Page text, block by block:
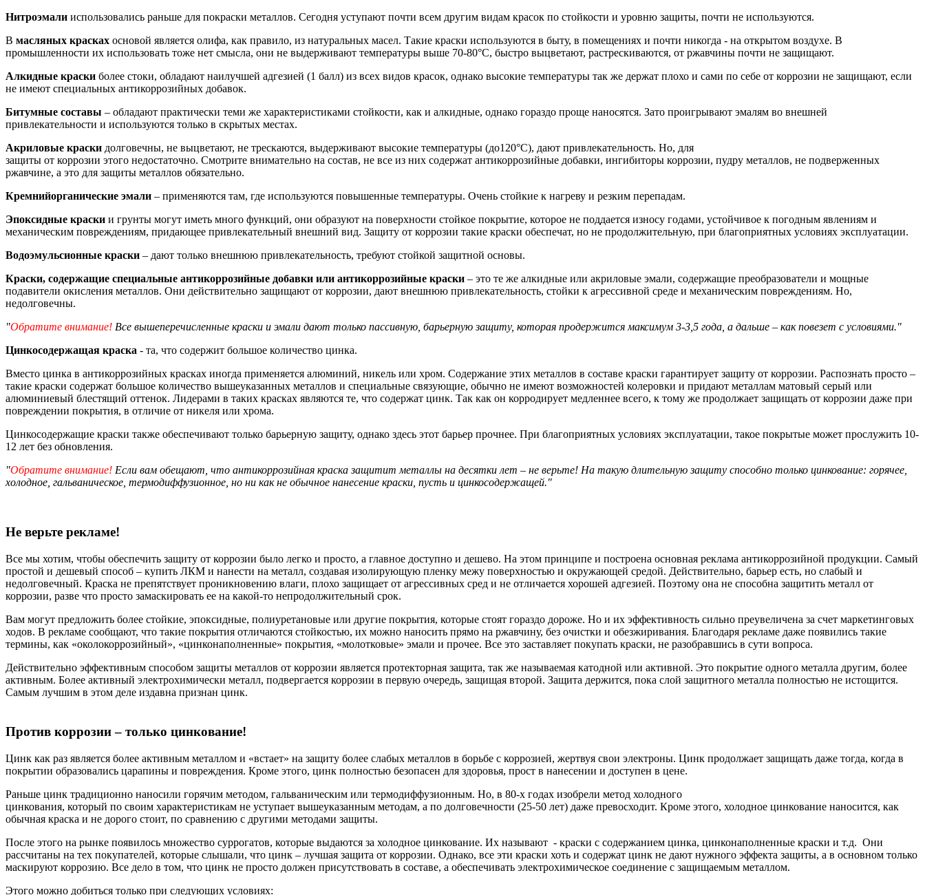
Нитроэмали использовались раньше для покраски металлов. Сегодня уступают почти всем другим видам красок по стойкости и уровню защиты, почти не используются.
В масляных красках основой является олифа, как правило, из натуральных масел. Такие краски используются в быту, в помещениях и почти никогда - на открытом воздухе. В
промышленности их использовать тоже нет смысла, они не выдерживают температуры выше 70-80°C, быстро выцветают, растрескиваются, от ржавчины почти не защищают.
Алкидные краски более стоки, обладают наилучшей адгезией (1 балл) из всех видов красок, однако высокие температуры так же держат плохо и сами по себе от коррозии не защищают, если
не имеют специальных антикоррозийных добавок.
Битумные составы – обладают практически теми же характеристиками стойкости, как и алкидные, однако гораздо проще наносятся. Зато проигрывают эмалям во внешней
привлекательности и используются только в скрытых местах.
Акриловые краски долговечны, не выцветают, не трескаются, выдерживают высокие температуры (до120°C), дают привлекательность. Но, для
защиты от коррозии этого недостаточно. Смотрите внимательно на состав, не все из них содержат антикоррозийные добавки, ингибиторы коррозии, пудру металлов, не подверженных
ржавчине, а это для защиты металлов обязательно.
Кремнийорганические эмали – применяются там, где используются повышенные температуры. Очень стойкие к нагреву и резким перепадам.
Эпоксидные краски и грунты могут иметь много функций, они образуют на поверхности стойкое покрытие, которое не поддается износу годами, устойчивое к погодным явлениям и
механическим повреждениям, придающее привлекательный внешний вид. Защиту от коррозии такие краски обеспечат, но не продолжительную, при благоприятных условиях эксплуатации.
Водоэмульсионные краски – дают только внешнюю привлекательность, требуют стойкой защитной основы.
Краски, содержащие специальные антикоррозийные добавки или антикоррозийные краски – это те же алкидные или акриловые эмали, содержащие преобразователи и мощные
подавители окисления металлов. Они действительно защищают от коррозии, дают внешнюю привлекательность, стойки к агрессивной среде и механическим повреждениям. Но,
недолговечны.
Обратите внимание! Все вышеперечисленные краски и эмали дают только пассивную, барьерную защиту, которая продержится максимум 3-3,5 года, а дальше – как повезет с условиями.
Цинкосодержащая краска - та, что содержит большое количество цинка.
Вместо цинка в антикоррозийных красках иногда применяется алюминий, никель или хром. Содержание этих металлов в составе краски гарантирует защиту от коррозии. Распознать просто –
такие краски содержат большое количество вышеуказанных металлов и специальные связующие, обычно не имеют возможностей колеровки и придают металлам матовый серый или
алюминиевый блестящий оттенок. Лидерами в таких красках являются те, что содержат цинк. Так как он корродирует медленнее всего, к тому же продолжает защищать от коррозии даже при
повреждении покрытия, в отличие от никеля или хрома.
Цинкосодержащие краски также обеспечивают только барьерную защиту, однако здесь этот барьер прочнее. При благоприятных условиях эксплуатации, такое покрытые может прослужить 10-
12 лет без обновления.
Обратите внимание! Если вам обещают, что антикоррозийная краска защитит металлы на десятки лет – не верьте! На такую длительную защиту способно только цинкование: горячее,
холодное, гальваническое, термодиффузионное, но ни как не обычное нанесение краски, пусть и цинкосодержащей.
Не верьте рекламе!
Все мы хотим, чтобы обеспечить защиту от коррозии было легко и просто, а главное доступно и дешево. На этом принципе и построена основная реклама антикоррозийной продукции. Самый
простой и дешевый способ – купить ЛКМ и нанести на металл, создавая изолирующую пленку межу поверхностью и окружающей средой. Действительно, барьер есть, но слабый и
недолговечный. Краска не препятствует проникновению влаги, плохо защищает от агрессивных сред и не отличается хорошей адгезией. Поэтому она не способна защитить металл от
коррозии, разве что просто замаскировать ее на какой-то непродолжительный срок.
Вам могут предложить более стойкие, эпоксидные, полиуретановые или другие покрытия, которые стоят гораздо дороже. Но и их эффективность сильно преувеличена за счет маркетинговых
ходов. В рекламе сообщают, что такие покрытия отличаются стойкостью, их можно наносить прямо на ржавчину, без очистки и обезжиривания. Благодаря рекламе даже появились такие
термины, как «околокоррозийный», «цинконаполненные» покрытия, «молотковые» эмали и прочее. Все это заставляет покупать краски, не разобравшись в сути вопроса.
Действительно эффективным способом защиты металлов от коррозии является протекторная защита, так же называемая катодной или активной. Это покрытие одного металла другим, более
активным. Более активный электрохимически металл, подвергается коррозии в первую очередь, защищая второй. Защита держится, пока слой защитного металла полностью не истощится.
Самым лучшим в этом деле издавна признан цинк.
Против коррозии – только цинкование!
Цинк как раз является более активным металлом и «встает» на защиту более слабых металлов в борьбе с коррозией, жертвуя свои электроны. Цинк продолжает защищать даже тогда, когда в
покрытии образовались царапины и повреждения. Кроме этого, цинк полностью безопасен для здоровья, прост в нанесении и доступен в цене.
Раньше цинк традиционно наносили горячим методом, гальваническим или термодиффузионным. Но, в 80-х годах изобрели метод холодного
цинкования, который по своим характеристикам не уступает вышеуказанным методам, а по долговечности (25-50 лет) даже превосходит. Кроме этого, холодное цинкование наносится, как
обычная краска и не дорого стоит, по сравнению с другими методами защиты.
После этого на рынке появилось множество суррогатов, которые выдаются за холодное цинкование. Их называют - краски с содержанием цинка, цинконаполненные краски и т.д. Они
рассчитаны на тех покупателей, которые слышали, что цинк – лучшая защита от коррозии. Однако, все эти краски хоть и содержат цинк не дают нужного эффекта защиты, а в основном только
маскируют коррозию. Все дело в том, что цинк не просто должен присутствовать в составе, а обеспечивать электрохимическое соединение с защищаемым металлом.
Этого можно добиться только при следующих условиях: